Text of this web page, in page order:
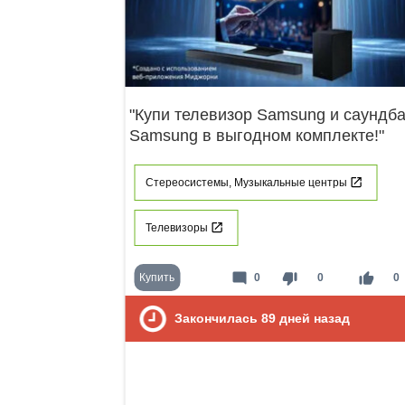
"Купи телевизор Samsung и
Samsung в выгодном комплекте!"
Стереосистемы, Музыкальные центры
Телевизоры
Купить thumb_down 0 thumb_up 0
mode_comment 0
Закончилась 89 дней назад